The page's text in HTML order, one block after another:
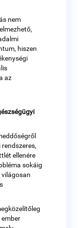
nem
hiszen
az
ellenére
sokáig